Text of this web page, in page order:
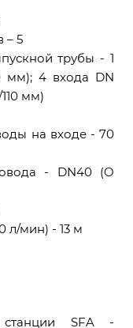
– 5
трубы - 1
мм); 4 входа DN
мм)
на входе - 70
- DN40 (O
л/мин) - 13 м
станции SFA -